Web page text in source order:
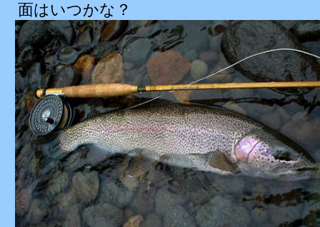
面はいつかな？